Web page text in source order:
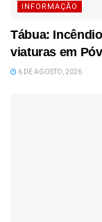
INFORMAÇÃO
Tábua:
viaturas em
6 DE AGOSTO, 2026